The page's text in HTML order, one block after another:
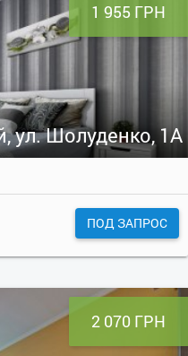
1 955 ГРН
ул. Шолуденко, 1А
ПОД ЗАПРОС
2 070 ГРН